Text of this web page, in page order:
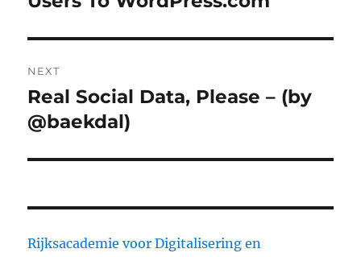
NEXT
Next
post:
Real Social Data, Please – (by
@baekdal)
Rijksacademie voor Digitalisering en